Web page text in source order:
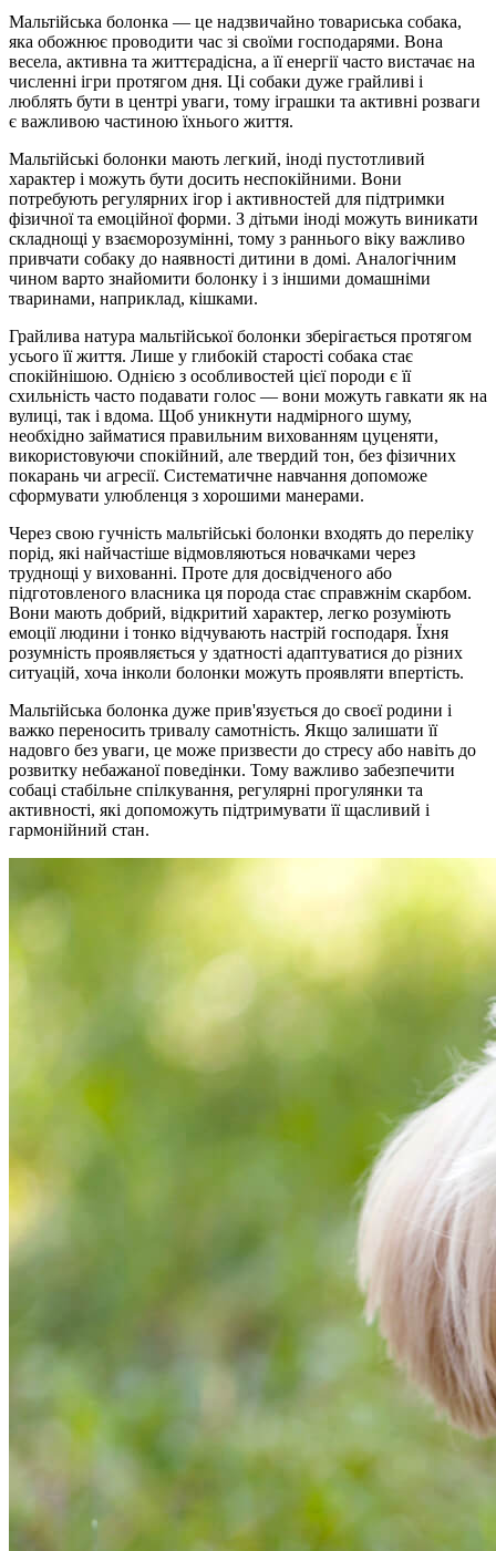
Мальтійська болонка — це надзвичайно товариська собака,
яка обожнює проводити час зі своїми господарями. Вона
весела, активна та життєрадісна, а її енергії часто вистачає на
численні ігри протягом дня. Ці собаки дуже грайливі і
люблять бути в центрі уваги, тому іграшки та активні розваги
є важливою частиною їхнього життя.
Мальтійські болонки мають легкий, іноді пустотливий
характер і можуть бути досить неспокійними. Вони
потребують регулярних ігор і активностей для підтримки
фізичної та емоційної форми. З дітьми іноді можуть виникати
складнощі у взаєморозумінні, тому з раннього віку важливо
привчати собаку до наявності дитини в домі. Аналогічним
чином варто знайомити болонку і з іншими домашніми
тваринами, наприклад, кішками.
Грайлива натура мальтійської болонки зберігається протягом
усього її життя. Лише у глибокій старості собака стає
спокійнішою. Однією з особливостей цієї породи є її
схильність часто подавати голос — вони можуть гавкати як на
вулиці, так і вдома. Щоб уникнути надмірного шуму,
необхідно займатися правильним вихованням цуценяти,
використовуючи спокійний, але твердий тон, без фізичних
покарань чи агресії. Систематичне навчання допоможе
сформувати улюбленця з хорошими манерами.
Через свою гучність мальтійські болонки входять до переліку
порід, які найчастіше відмовляються новачками через
труднощі у вихованні. Проте для досвідченого або
підготовленого власника ця порода стає справжнім скарбом.
Вони мають добрий, відкритий характер, легко розуміють
емоції людини і тонко відчувають настрій господаря. Їхня
розумність проявляється у здатності адаптуватися до різних
ситуацій, хоча інколи болонки можуть проявляти впертість.
Мальтійська болонка дуже прив'язується до своєї родини і
важко переносить тривалу самотність. Якщо залишати її
надовго без уваги, це може призвести до стресу або навіть до
розвитку небажаної поведінки. Тому важливо забезпечити
собаці стабільне спілкування, регулярні прогулянки та
активності, які допоможуть підтримувати її щасливий і
гармонійний стан.